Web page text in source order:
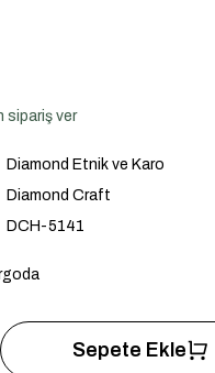
sipariş ver
Diamond Etnik ve Karo
Diamond Craft
DCH-5141
Sepete Ekle